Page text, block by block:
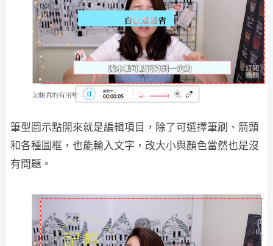
筆型圖示點開來就是編輯項目，除了可選擇筆刷、箭頭
和各種圖框，也能輸入文字，改大小與顏色當然也是沒
有問題。